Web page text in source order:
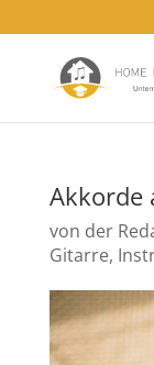
Akkorde
von der
Gitarre,